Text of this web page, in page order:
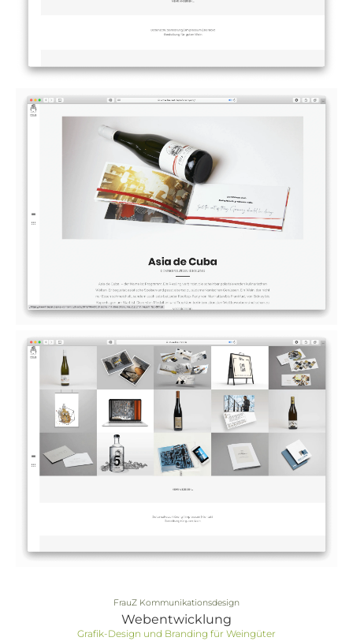
FrauZ Kommunikationsdesign
Webentwicklung
Grafik-Design und Branding für Weingüter